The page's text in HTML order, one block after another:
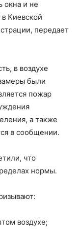
окна и не
Киевской
передает
в воздухе
были
пожар
а также
в сообщении.
что
нормы.
воздухе;